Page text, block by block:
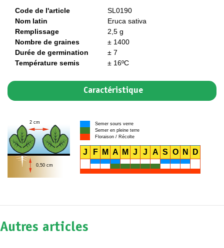
Code de l'article
SL0190
Nom latin
Eruca sativa
Remplissage
2,5 g
Nombre de graines
± 1400
Durée de germination
± 7
Température semis
± 16ºC
Caractéristique
0,50 cm
2 cm
Semer sours verre
Semer en pleine terre
Floraison / Récolte
J F M A M J J A S O N D
Autres articles